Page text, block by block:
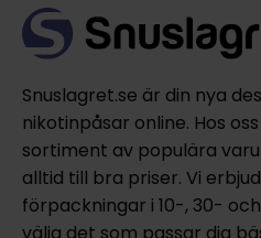
Snuslagret.se är din nya
nikotinpåsar online. Hos
sortiment av populära
alltid till bra priser. Vi
förpackningar i 10-, 30-